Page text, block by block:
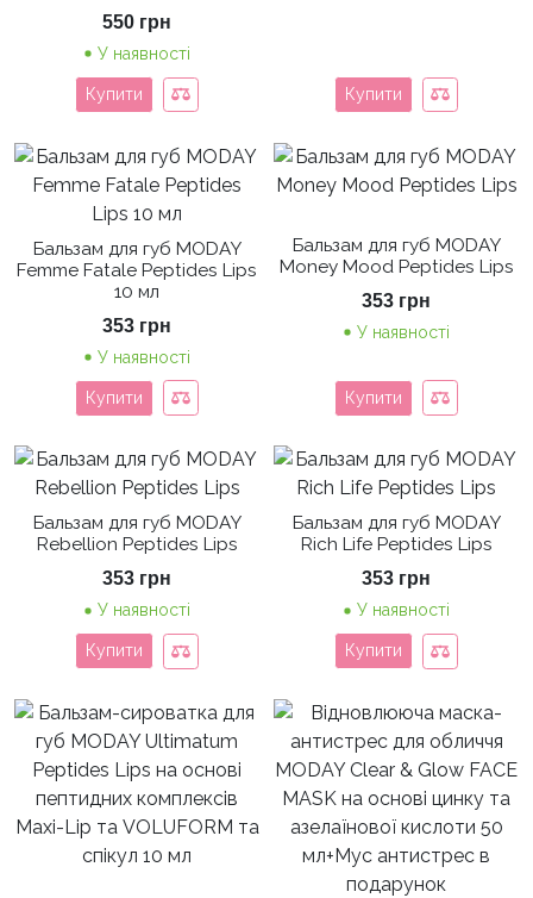
550 грн
У наявності
Купити Купити
Бальзам для губ MODAY
Femme Fatale Peptides Lips
10 мл
353 грн
У наявності
Купити
Бальзам для губ MODAY
Money Mood Peptides Lips
353 грн
У наявності
Купити
Бальзам для губ MODAY
Rebellion Peptides Lips
353 грн
У наявності
Купити
Бальзам для губ MODAY
Rich Life Peptides Lips
353 грн
У наявності
Купити